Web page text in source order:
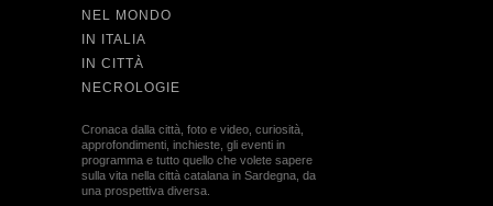
NEL MONDO
IN ITALIA
IN CITTÀ
NECROLOGIE
Cronaca dalla città, foto e video, curiosità,
approfondimenti, inchieste, gli eventi in
programma e tutto quello che volete sapere
sulla vita nella città catalana in Sardegna, da
una prospettiva diversa.